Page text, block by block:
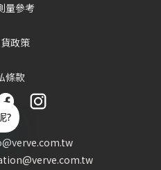
量參考
政策
條款